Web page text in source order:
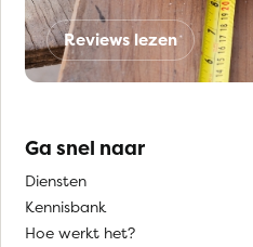
Reviews lezen
Ga snel naar
Diensten
Kennisbank
Hoe werkt het?